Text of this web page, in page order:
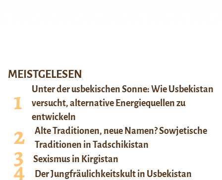
MEISTGELESEN
Unter der usbekischen Sonne: Wie Usbekistan
versucht, alternative Energiequellen zu
entwickeln
Alte Traditionen, neue Namen? Sowjetische
Traditionen in Tadschikistan
Sexismus in Kirgistan
Der Jungfräulichkeitskult in Usbekistan